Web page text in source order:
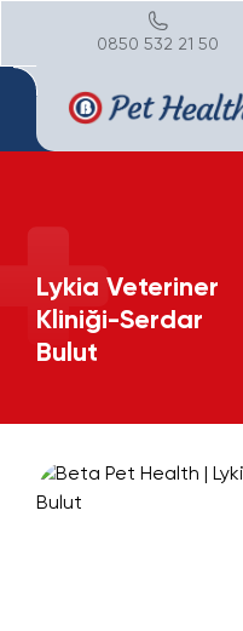
0850 532 21 50
Lykia Veteriner
Kliniği-Serdar
Bulut